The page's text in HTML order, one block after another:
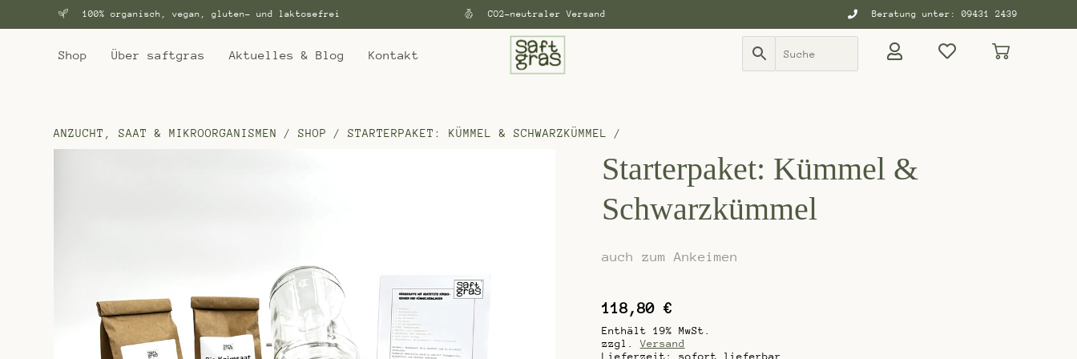
100% organisch, vegan, gluten- und laktosefrei CO2-neutraler Versand Beratung unter: 09431 2439
Shop Über saftgras Aktuelles & Blog Kontakt
ANZUCHT, SAAT & MIKROORGANISMEN /SHOP /STARTERPAKET: KÜMMEL & SCHWARZKÜMMEL /
Starterpaket: Kümmel &
Schwarzkümmel
auch zum Ankeimen
118,80 €
Enthält 19% MwSt.
zzgl.Versand
Lieferzeit: sofort lieferbar